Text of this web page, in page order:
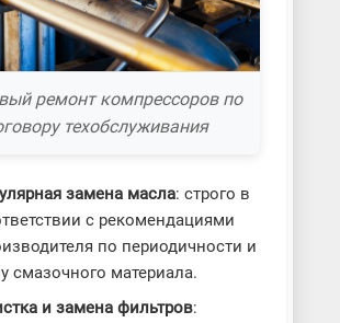
ремонт компрессоров по
техобслуживания
замена масла: строго в
с рекомендациями
по периодичности и
смазочного материала.
и замена фильтров: